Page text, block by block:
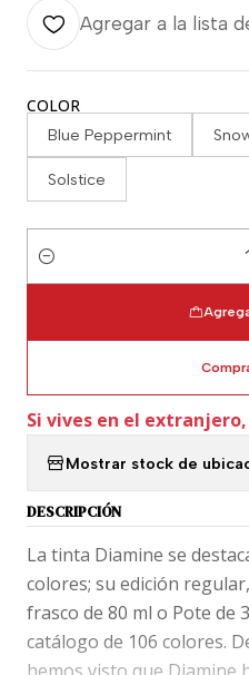
Agregar a la lista
COLOR
Blue Peppermint
Solstice
Cantidad
Si vives en el
Mostrar stock de
DESCRIPCIÓN
La tinta Diamine se
colores; su edición
frasco de 80 ml o Pote de
catálogo de 106 colores.